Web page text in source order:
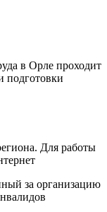
в Орле проходит
подготовки
Для работы
за организацию